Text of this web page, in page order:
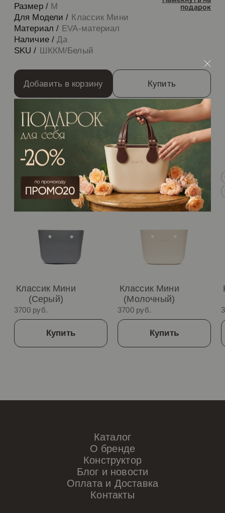
Размер / M
Для Модели / Классик Мини
Материал / EVA-материал
Наличие /Да
SKU / ШККМ/Белый
подарок
Добавить в корзину Купить
/Рекомендуем
Классик Мини
(Серый)
3700 руб.
Купить
Классик Мини
(Молочный)
3700 руб.
Купить
Каталог
О бренде
Конструктор
Блог и новости
Оплата и Доставка
Контакты